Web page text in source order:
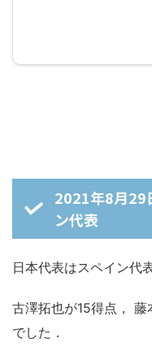
2021年8月29
ン代表
日本代表はスペイン代
古澤拓也が15得点， 藤
でした．